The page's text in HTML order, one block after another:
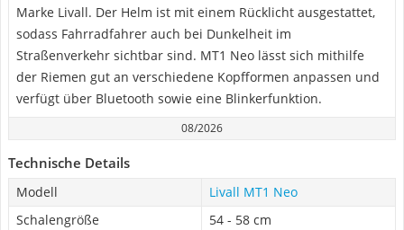
Marke Livall. Der Helm ist mit einem Rücklicht ausgestattet,
sodass Fahrradfahrer auch bei Dunkelheit im
Straßenverkehr sichtbar sind. MT1 Neo lässt sich mithilfe
der Riemen gut an verschiedene Kopfformen anpassen und
verfügt über Bluetooth sowie eine Blinkerfunktion.
08/2026
Technische Details
Modell
Livall MT1 Neo
Schalengröße
54 - 58 cm